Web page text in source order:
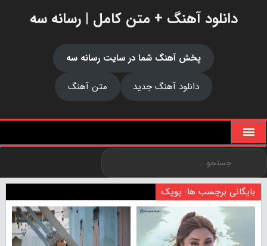
دانلود آهنگ + متن کامل | رسانه سه
پخش آهنگ شما در سایت رسانه سه
دانلود آهنگ جدید
متن آهنگ
بایگانی برچسب ها: پوپک